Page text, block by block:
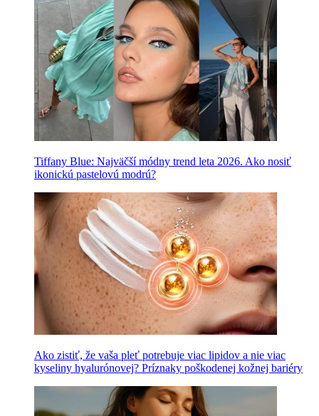
Tiffany Blue: Najväčší módny trend leta 2026. Ako nosiť
ikonickú pastelovú modrú?
Ako zistiť, že vaša pleť potrebuje viac lipidov a nie viac
kyseliny hyalurónovej? Príznaky poškodenej kožnej bariéry